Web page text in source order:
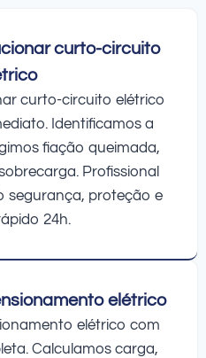
curto-circuito
curto-circuito elétrico
Identificamos a
fiação queimada,
Profissional
segurança, proteção e
24h.
elétrico
elétrico com
Calculamos carga,